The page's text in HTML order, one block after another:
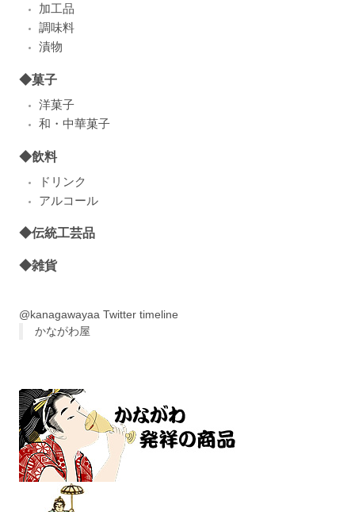
加工品
調味料
漬物
◆菓子
洋菓子
和・中華菓子
◆飲料
ドリンク
アルコール
◆伝統工芸品
◆雑貨
@kanagawayaa Twitter timeline
かながわ屋